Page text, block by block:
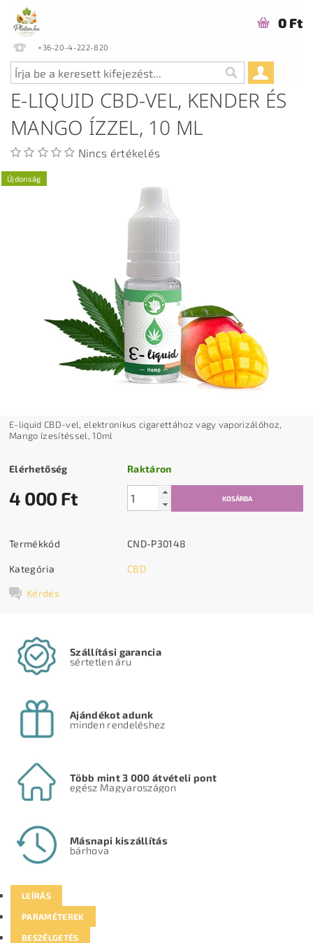
+36-20-4-222-820
0 Ft
E-LIQUID CBD-VEL, KENDER ÉS
MANGO ÍZZEL, 10 ML
Nincs értékelés
Újdonság
E-liquid CBD-vel, elektronikus cigarettához vagy vaporizálóhoz,
Mango ízesítéssel, 10ml
Elérhetőség Raktáron
4 000 Ft
Termékkód CND-P30148
Kategória CBD
Kérdés
Szállítási garancia
sértetlen áru
Ajándékot adunk
minden rendeléshez
Több mint 3 000 átvételi pont
egész Magyaroszágon
Másnapi kiszállítás
bárhova
LEÍRÁS
PARAMÉTEREK
BESZÉLGETÉS